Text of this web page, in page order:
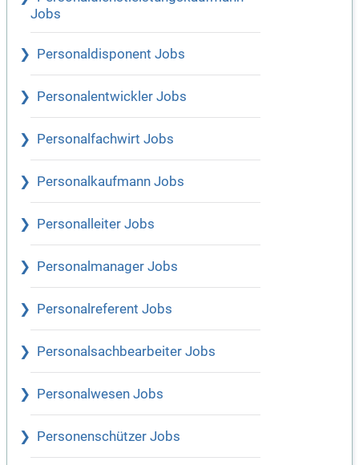
Jobs
Personaldisponent Jobs
Personalentwickler Jobs
Personalfachwirt Jobs
Personalkaufmann Jobs
Personalleiter Jobs
Personalmanager Jobs
Personalreferent Jobs
Personalsachbearbeiter Jobs
Personalwesen Jobs
Personenschützer Jobs